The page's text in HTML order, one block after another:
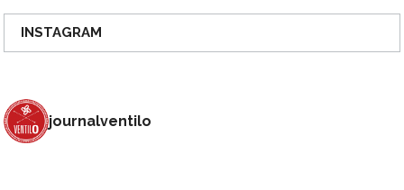
INSTAGRAM
journalventilo